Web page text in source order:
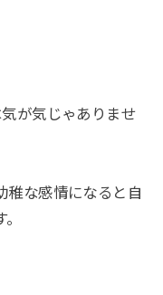
が気じゃありませ
稚な感情になると自